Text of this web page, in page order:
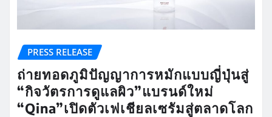
PRESS RELEASE
ถ่ายทอดภูมิปัญญาการหมักแบบญี่ปุ่นสู่
“กิจวัตรการดูแลผิว”แบรนด์ใหม่
“Qina”เปิดตัวเฟเชียลเซรัมสู่ตลาดโลก